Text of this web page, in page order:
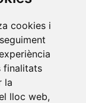
cookies i
finalitats
la
lloc web,
i
.
que
vos